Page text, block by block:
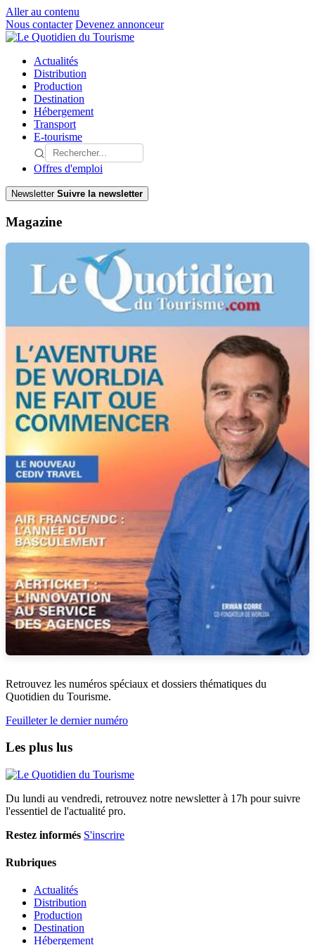
Aller au contenu
Nous contacter Devenez annonceur
Actualités
Distribution
Production
Destination
Hébergement
Transport
E-tourisme
Offres d'emploi
Newsletter Suivre la newsletter
Magazine
Retrouvez les numéros spéciaux et dossiers thématiques du
Quotidien du Tourisme.
Feuilleter le dernier numéro
Les plus lus
Du lundi au vendredi, retrouvez notre newsletter à 17h pour suivre
l'essentiel de l'actualité pro.
Restez informés S'inscrire
Rubriques
Actualités
Distribution
Production
Destination
Hébergement